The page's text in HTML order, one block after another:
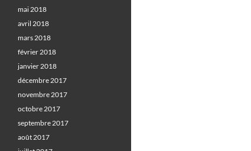
mai 2018
avril 2018
mars 2018
février 2018
janvier 2018
décembre 2017
novembre 2017
octobre 2017
septembre 2017
août 2017